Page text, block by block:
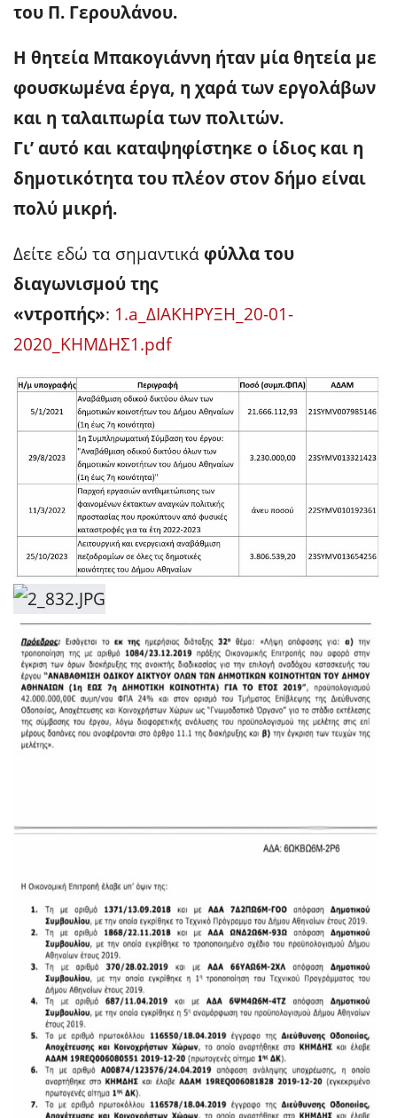
του Π. Γερουλάνου.
Η θητεία Μπακογιάννη ήταν μία θητεία με
φουσκωμένα έργα, η χαρά των εργολάβων
και η ταλαιπωρία των πολιτών.
Γι’ αυτό και καταψηφίστηκε ο ίδιος και η
δημοτικότητα του πλέον στον δήμο είναι
πολύ μικρή.
Δείτε εδώ τα σημαντικάφύλλα του
διαγωνισμού της
«ντροπής»: 1.a_ΔΙΑΚΗΡΥΞΗ_20-01-
2020_ΚΗΜΔΗΣ1.pdf